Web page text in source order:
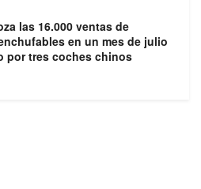
las 16.000 ventas de
en un mes de julio
por tres coches chinos